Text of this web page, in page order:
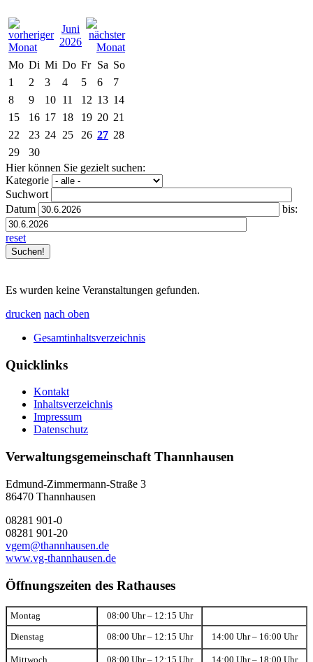
Juni
2026
Mo Di Mi Do Fr Sa So
1
2 3 4 5 6
7
8
9 10 11 12 13 14
15
16 17 18 19 20 21
22
23 24 25 26 27 28
29
30
Hier können Sie gezielt suchen:
Kategorie
Suchwort
Datum
bis:
reset
Es wurden keine Veranstaltungen gefunden.
drucken nach oben
Gesamtinhaltsverzeichnis
Quicklinks
Kontakt
Inhaltsverzeichnis
Impressum
Datenschutz
Verwaltungsgemeinschaft Thannhausen
Edmund-Zimmermann-Straße 3
86470 Thannhausen
08281 901-0
08281 901-20
vgem@thannhausen.de
www.vg-thannhausen.de
Öffnungszeiten des Rathauses
Montag 08:00 Uhr – 12:15 Uhr
Dienstag 08:00 Uhr – 12:15 Uhr 14:00 Uhr – 16:00 Uhr